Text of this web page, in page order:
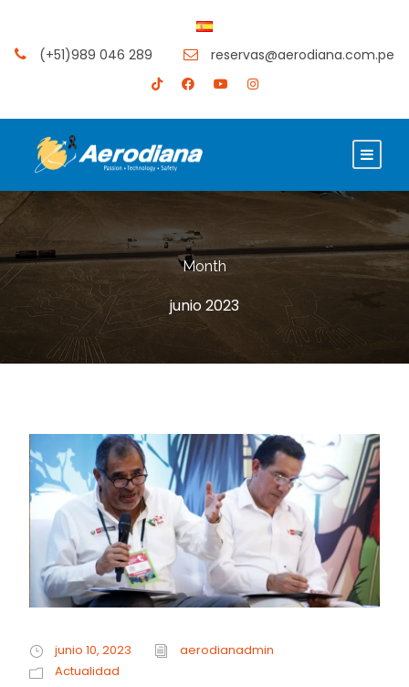
(+51)989 046 289 reservas@aerodiana.com.pe
Month
junio 2023
junio 10, 2023
aerodianadmin
Actualidad